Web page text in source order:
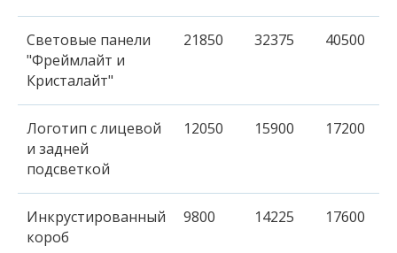
Световые панели
"Фреймлайт и
Кристалайт"
21850 32375 40500
Логотип с лицевой
и задней
подсветкой
12050 15900 17200
Инкрустированный
короб
9800 14225 17600